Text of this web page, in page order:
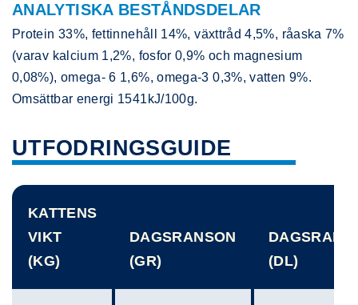
ANALYTISKA BESTÅNDSDELAR
Protein 33%, fettinnehåll 14%, växttråd 4,5%, råaska 7%
(varav kalcium 1,2%, fosfor 0,9% och magnesium
0,08%), omega- 6 1,6%, omega-3 0,3%, vatten 9%.
Omsättbar energi 1541kJ/100g.
UTFODRINGSGUIDE
KATTENS
VIKT
(KG)
DAGSRANSON
(GR)
(DL)